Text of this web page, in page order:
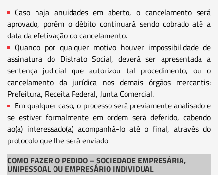
Caso haja anuidades em aberto, o cancelamento será
aprovado, porém o débito continuará sendo cobrado até a
data da efetivação do cancelamento.
Quando por qualquer motivo houver impossibilidade de
assinatura do Distrato Social, deverá ser apresentada a
sentença judicial que autorizou tal procedimento, ou o
cancelamento da jurídica nos demais órgãos mercantis:
Prefeitura, Receita Federal, Junta Comercial.
Em qualquer caso, o processo será previamente analisado e
se estiver formalmente em ordem será deferido, cabendo
ao(a) interessado(a) acompanhá-lo até o final, através do
protocolo que lhe será enviado.
COMO FAZER O PEDIDO – SOCIEDADE EMPRESÁRIA,
UNIPESSOAL OU EMPRESÁRIO INDIVIDUAL